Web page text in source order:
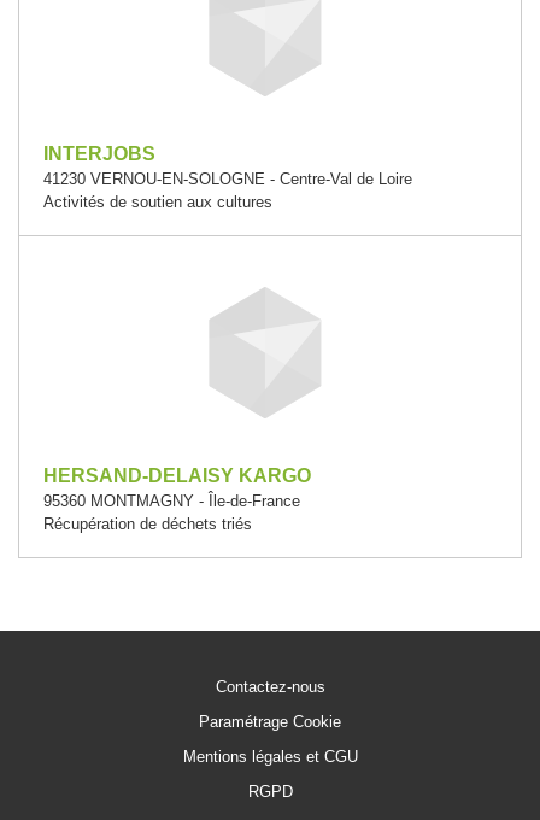
INTERJOBS
41230 VERNOU-EN-SOLOGNE - Centre-Val de Loire
Activités de soutien aux cultures
HERSAND-DELAISY KARGO
95360 MONTMAGNY - Île-de-France
Récupération de déchets triés
Contactez-nous
Paramétrage Cookie
Mentions légales et CGU
RGPD